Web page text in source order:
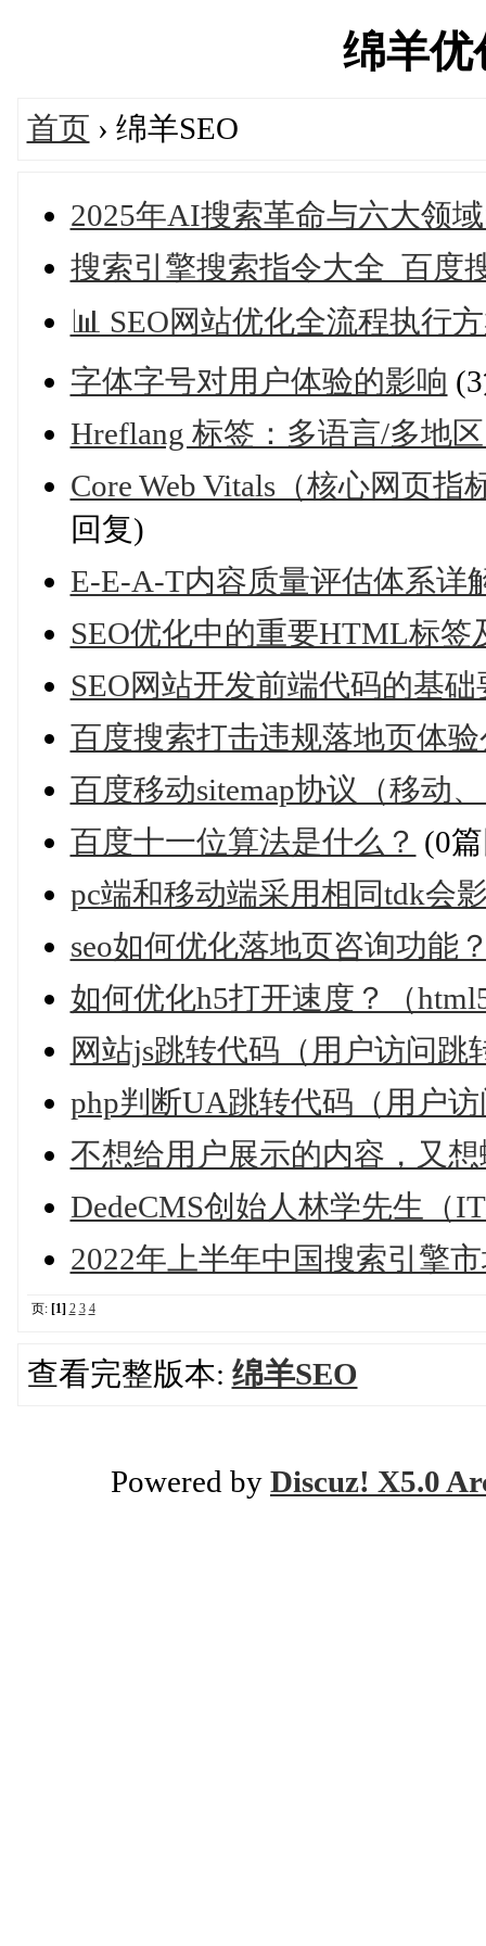
绵羊优
首页 › 绵羊SEO
2025年AI搜索革命与六大领
搜索引擎搜索指令大全_百度
📊 SEO网站优化全流程执行
字体字号对用户体验的影响
Hreflang 标签：多语言/多地
Core Web Vitals（核心网页
回复)
E-E-A-T内容质量评估体系详
SEO优化中的重要HTML标签
SEO网站开发前端代码的基
百度搜索打击违规落地页体
百度移动sitemap协议（移动
百度十一位算法是什么？ (0
pc端和移动端采用相同tdk会
seo如何优化落地页咨询功能
如何优化h5打开速度？（
网站js跳转代码（用户访问跳
php判断UA跳转代码（用户
不想给用户展示的内容，又
DedeCMS创始人林学先生（
2022年上半年中国搜索引擎
页: [1] 2 3 4
查看完整版本: 绵羊SEO
Powered by Discuz! X5.0